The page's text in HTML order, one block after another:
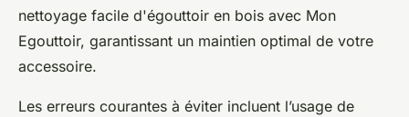
nettoyage facile d'égouttoir en bois avec Mon
Egouttoir, garantissant un maintien optimal de votre
accessoire.
Les erreurs courantes à éviter incluent l’usage de